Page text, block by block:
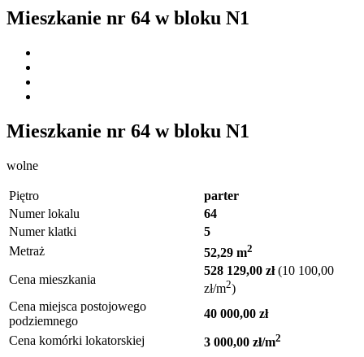
Mieszkanie nr 64 w bloku N1
Mieszkanie nr 64 w bloku N1
wolne
Piętro
parter
Numer lokalu
64
Numer klatki
5
Metraż
52,29 m2
Cena mieszkania
528 129,00 zł (10 100,00
zł/m2)
Cena miejsca postojowego
podziemnego
40 000,00 zł
Cena komórki lokatorskiej
3 000,00 zł/m2